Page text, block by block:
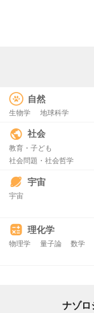
自然
生物学 地球科学
社会
教育・子ども
社会問題・社会哲学
宇宙
宇宙
理化学
物理学 量子論 数学
ナゾロ